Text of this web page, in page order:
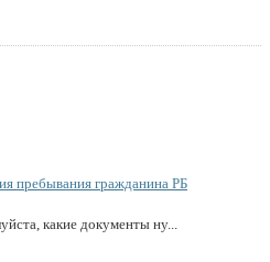
пребывания гражданина РБ
какие документы ну...